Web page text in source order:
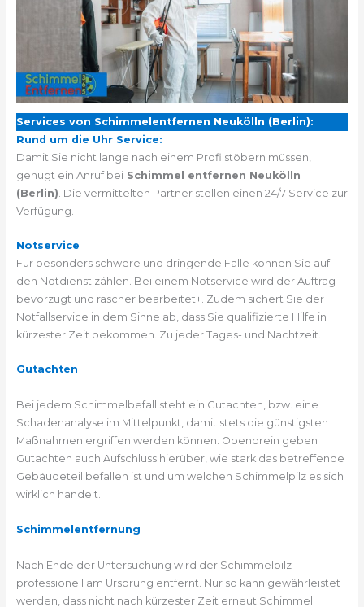
Services von Schimmelentfernen Neukölln (Berlin):
Rund um die Uhr Service:
Damit Sie nicht lange nach einem Profi stöbern müssen,
genügt ein Anruf bei Schimmel entfernen Neukölln
(Berlin) . Die vermittelten Partner stellen einen 24/7 Service zur
Verfügung.
Notservice
Für besonders schwere und dringende Fälle können Sie auf
den Notdienst zählen. Bei einem Notservice wird der Auftrag
bevorzugt und rascher bearbeitet+. Zudem sichert Sie der
Notfallservice in dem Sinne ab, dass Sie qualifizierte Hilfe in
kürzester Zeit bekommen. Zu jeder Tages- und Nachtzeit.
Gutachten
Bei jedem Schimmelbefall steht ein Gutachten, bzw. eine
Schadenanalyse im Mittelpunkt, damit stets die günstigsten
Maßnahmen ergriffen werden können. Obendrein geben
Gutachten auch Aufschluss hierüber, wie stark das betreffende
Gebäudeteil befallen ist und um welchen Schimmelpilz es sich
wirklich handelt.
Schimmelentfernung
Nach Ende der Untersuchung wird der Schimmelpilz
professionell am Ursprung entfernt. Nur so kann gewährleistet
werden, dass nicht nach kürzester Zeit erneut Schimmel